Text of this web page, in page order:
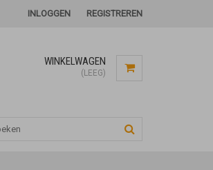
INLOGGEN REGISTREREN
WINKELWAGEN
(LEEG)